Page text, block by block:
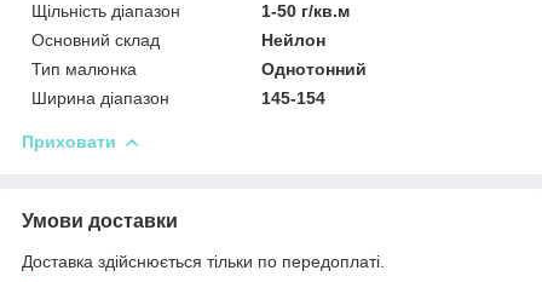
Щільність діапазон
1-50 г/кв.м
Основний склад
Нейлон
Тип малюнка
Однотонний
Ширина діапазон
145-154
Приховати
Умови доставки
Доставка здійснюється тільки по передоплаті.